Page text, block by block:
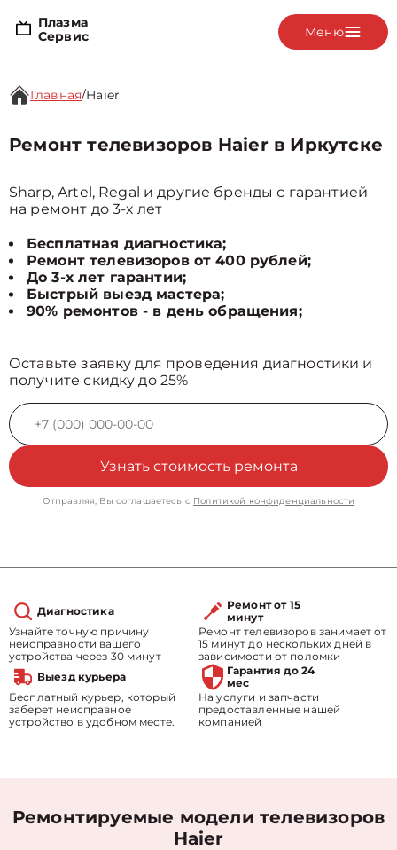
Плазма
Сервис
Меню
Главная/Haier
Ремонт телевизоров Haier в Иркутске
Sharp, Artel, Regal и другие бренды с гарантией
на ремонт до 3-х лет
Бесплатная диагностика;
Ремонт телевизоров от 400 рублей;
До 3-х лет гарантии;
Быстрый выезд мастера;
90% ремонтов - в день обращения;
Оставьте заявку для проведения диагностики и
получите скидку до 25%
Узнать стоимость ремонта
Отправляя, Вы соглашаетесь с Политикой конфиденциальности
Диагностика
Узнайте точную причину
неисправности вашего
устройства через 30 минут
Ремонт от 15
минут
Ремонт телевизоров занимает от
15 минут до нескольких дней в
зависимости от поломки
Выезд курьера
Бесплатный курьер, который
заберет неисправное
устройство в удобном месте.
Гарантия до 24
мес
На услуги и запчасти
предоставленные нашей
компанией
Ремонтируемые модели телевизоров
Haier